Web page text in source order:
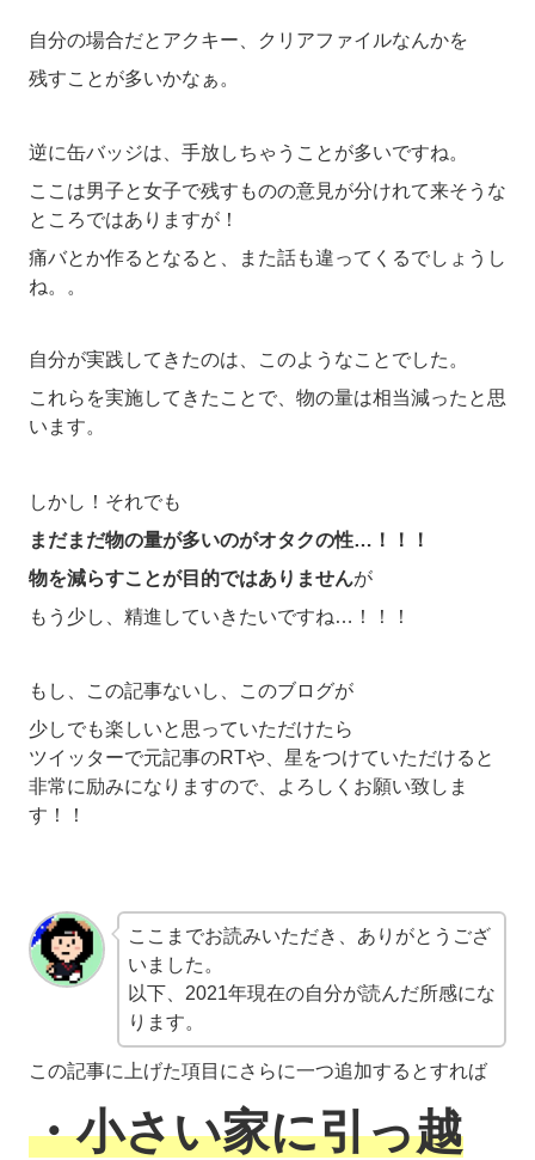
自分の場合だとアクキー、クリアファイルなんかを
残すことが多いかなぁ。
逆に缶バッジは、手放しちゃうことが多いですね。
ここは男子と女子で残すものの意見が分けれて来そうな
ところではありますが！
痛バとか作るとなると、また話も違ってくるでしょうし
ね。。
自分が実践してきたのは、このようなことでした。
これらを実施してきたことで、物の量は相当減ったと思
います。
しかし！それでも
まだまだ物の量が多いのがオタクの性…！！！
物を減らすことが目的ではありませんが
もう少し、精進していきたいですね…！！！
もし、この記事ないし、このブログが
少しでも楽しいと思っていただけたら
ツイッターで元記事のRTや、星をつけていただけると
非常に励みになりますので、よろしくお願い致しま
す！！
ここまでお読みいただき、ありがとうござ
いました。
以下、2021年現在の自分が読んだ所感にな
ります。
この記事に上げた項目にさらに一つ追加するとすれば
・小さい家に引っ越